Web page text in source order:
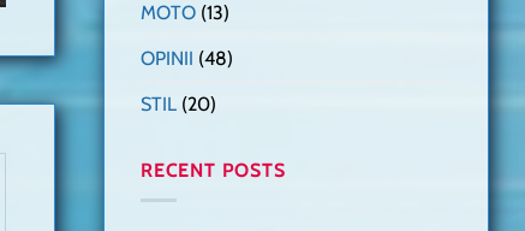
MOTO (13)
OPINII (48)
STIL (20)
RECENT POSTS